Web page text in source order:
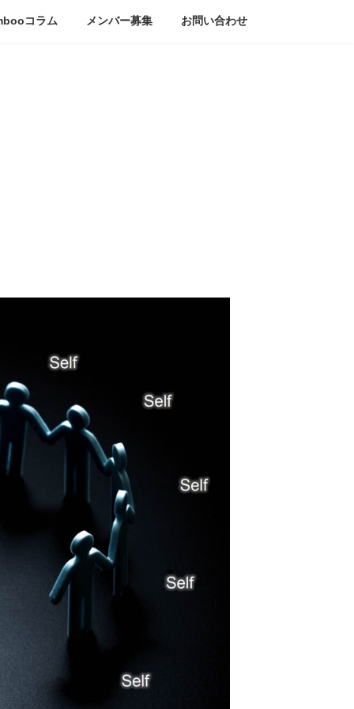
コラム メンバー募集 お問い合わせ